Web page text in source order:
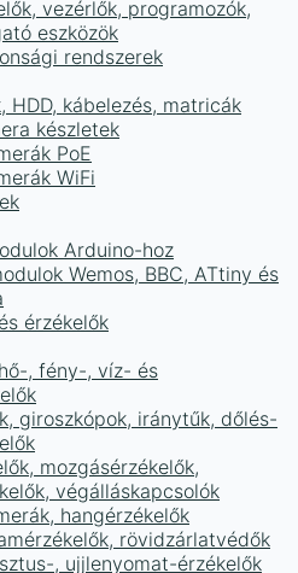
vezérlők, programozók,
eszközök
rendszerek
HDD, kábelezés, matricák
készletek
PoE
WiFi
Arduino-hoz
Wemos, BBC, ATtiny és
érzékelők
, fény-, víz- és
giroszkópok, iránytűk, dőlés-
mozgásérzékelők,
végálláskapcsolók
hangérzékelők
rövidzárlatvédők
, ujjlenyomat-érzékelők